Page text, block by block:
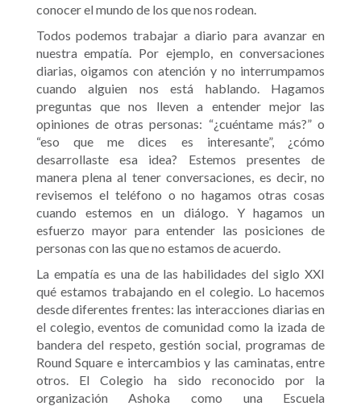
conocer el mundo de los que nos rodean.
Todos podemos trabajar a diario para avanzar en
nuestra empatía. Por ejemplo, en conversaciones
diarias, oigamos con atención y no interrumpamos
cuando alguien nos está hablando. Hagamos
preguntas que nos lleven a entender mejor las
opiniones de otras personas: “¿cuéntame más?” o
“eso que me dices es interesante”, ¿cómo
desarrollaste esa idea? Estemos presentes de
manera plena al tener conversaciones, es decir, no
revisemos el teléfono o no hagamos otras cosas
cuando estemos en un diálogo. Y hagamos un
esfuerzo mayor para entender las posiciones de
personas con las que no estamos de acuerdo.
La empatía es una de las habilidades del siglo XXI
qué estamos trabajando en el colegio. Lo hacemos
desde diferentes frentes: las interacciones diarias en
el colegio, eventos de comunidad como la izada de
bandera del respeto, gestión social, programas de
Round Square e intercambios y las caminatas, entre
otros. El Colegio ha sido reconocido por la
organización Ashoka como una Escuela